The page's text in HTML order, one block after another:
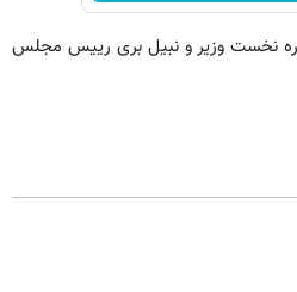
نخست وزیر و نبیل بری رییس مجلس
درخواست فروش